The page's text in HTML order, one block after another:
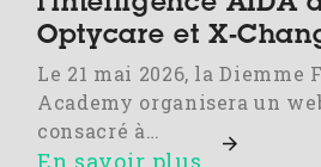
Optycare et X-
Le 21 mai 2026, la
Academy organisera un
consacré à…
En savoir plus